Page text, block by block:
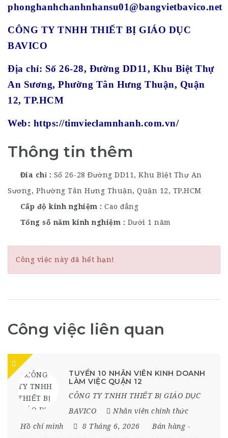
phonghanhchanhnhansu01@bangvietbavico.net
CÔNG TY TNHH THIẾT BỊ GIÁO DỤC
BAVICO
Địa chỉ: Số 26-28, Đường DD11, Khu Biệt Thự
An Sương, Phường Tân Hưng Thuận, Quận
12, TP.HCM
Web: https://timvieclamnhanh.com.vn/
Thông tin thêm
Đia chỉ
Số 26-28 Đường DD11, Khu Biệt Thự An
Sương, Phường Tân Hưng Thuận, Quận 12, TP.HCM
Cấp độ kinh nghiệm
Cao đẳng
Tổng số năm kinh nghiệm
Dưới 1 năm
Công việc này đã hết hạn!
Công việc liên quan
TUYỂN 10 NHÂN VIÊN KINH DOANH
LÀM VIỆC QUẬN 12
CÔNG TY TNHH THIẾT BỊ GIÁO DỤC
BAVICO
Nhân viên chính thức
Hồ chí minh
8 Tháng 6, 2026 Bán hàng-